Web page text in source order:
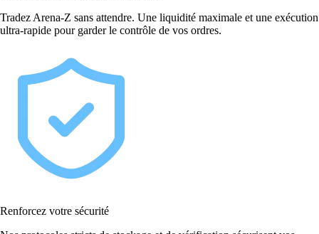
Tradez Arena-Z sans attendre. Une liquidité maximale et une exécution
ultra-rapide pour garder le contrôle de vos ordres.
Renforcez votre sécurité